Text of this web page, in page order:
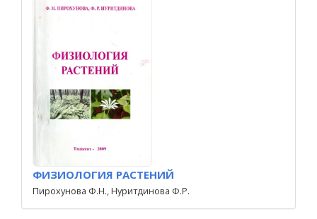
ФИЗИОЛОГИЯ РАСТЕНИЙ
Пирохунова Ф.Н., Нуритдинова Ф.Р.